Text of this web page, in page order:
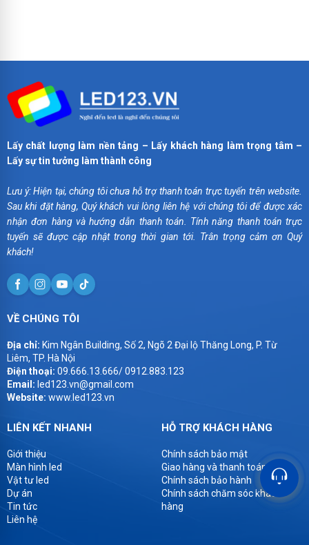
Lấy chất lượng làm nền tảng – Lấy khách hàng làm trọng tâm –
Lấy sự tin tưởng làm thành công
Lưu ý: Hiện tại, chúng tôi chưa hỗ trợ thanh toán trực tuyến trên website.
Sau khi đặt hàng, Quý khách vui lòng liên hệ với chúng tôi để được xác
nhận đơn hàng và hướng dẫn thanh toán. Tính năng thanh toán trực
tuyến sẽ được cập nhật trong thời gian tới. Trân trọng cảm ơn Quý
khách!
VỀ CHÚNG TÔI
Địa chỉ: Kim Ngân Building, Số 2, Ngõ 2 Đại lộ Thăng Long, P. Từ
Liêm, TP. Hà Nội
Điện thoại: 09.666.13.666/ 0912.883.123
Email: led123.vn@gmail.com
Website: www.led123.vn
LIÊN KẾT NHANH
Giới thiệu
Màn hình led
Vật tư led
Dự án
Tin tức
Liên hệ
HỖ TRỢ KHÁCH HÀNG
Chính sách bảo mật
Giao hàng và thanh toán
Chính sách bảo hành
Chính sách chăm sóc khách
hàng